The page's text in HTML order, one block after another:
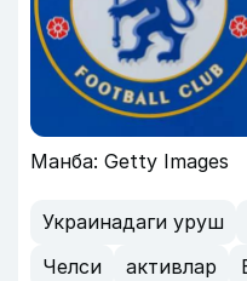
Манба: Getty Images
Украинадаги уруш
Челси
активлар